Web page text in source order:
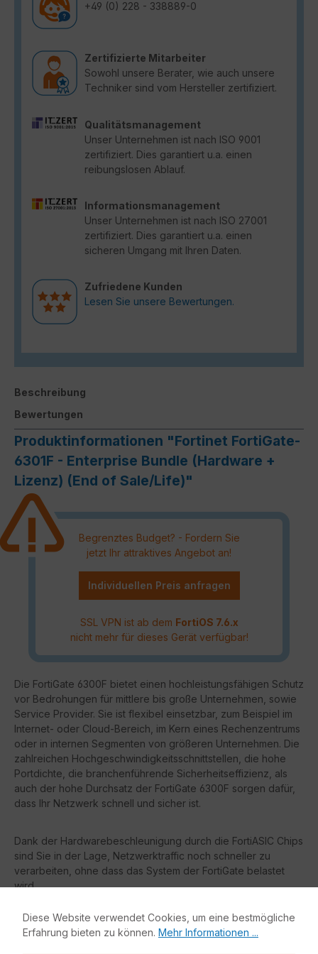
+49 (0) 228 - 338889-0
Zertifizierte Mitarbeiter
Sowohl unsere Berater, wie auch unsere
Techniker sind vom Hersteller zertifiziert.
Qualitätsmanagement
Unser Unternehmen ist nach ISO 9001
zertifiziert. Dies garantiert u.a. einen
reibungslosen Ablauf.
Informationsmanagement
Unser Unternehmen ist nach ISO 27001
zertifiziert. Dies garantiert u.a. einen
sicheren Umgang mit Ihren Daten.
Zufriedene Kunden
Lesen Sie unsere Bewertungen.
Beschreibung
Bewertungen
Produktinformationen "Fortinet FortiGate-
6301F - Enterprise Bundle (Hardware +
Lizenz) (End of Sale/Life)"
Begrenztes Budget? - Fordern Sie
jetzt Ihr attraktives Angebot an!
Individuellen Preis anfragen
SSL VPN ist ab dem FortiOS 7.6.x
nicht mehr für dieses Gerät verfügbar!
Die FortiGate 6300F bietet einen hochleistungsfähigen Schutz
vor Bedrohungen für mittlere bis große Unternehmen, sowie
Service Provider. Sie ist flexibel einsetzbar, zum Beispiel im
Internet- oder Cloud-Bereich, im Kern eines Rechenzentrums
oder in internen Segmenten von größeren Unternehmen. Die
zahlreichen Hochgeschwindigkeitsschnittstellen, die hohe
Portdichte, die branchenführende Sicherheitseffizienz, als
auch der hohe Durchsatz der FortiGate 6300F sorgen dafür,
dass Ihr Netzwerk schnell und sicher ist.
Dank der Hardwarebeschleunigung durch die FortiASIC Chips
sind Sie in der Lage, Netzwerktraffic noch schneller zu
verarbeiten, ohne dass das System der FortiGate belastet
wird.
Vorteile:
Diese Website verwendet Cookies, um eine bestmögliche
Erfahrung bieten zu können. Mehr Informationen ...